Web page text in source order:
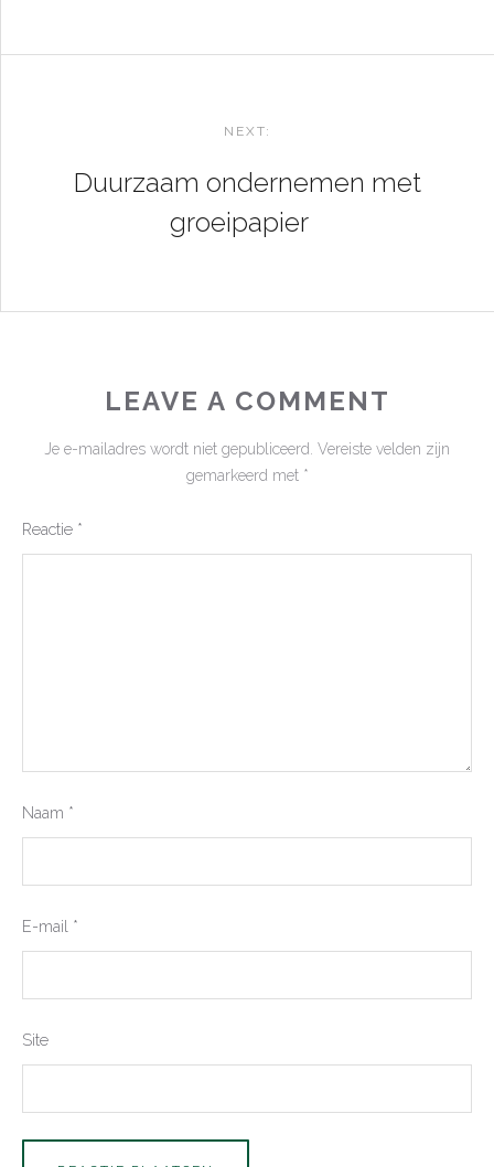
NEXT:
Duurzaam ondernemen met
groeipapier
LEAVE A COMMENT
Je e-mailadres wordt niet gepubliceerd. Vereiste velden zijn
gemarkeerd met *
Reactie *
Naam *
E-mail *
Site